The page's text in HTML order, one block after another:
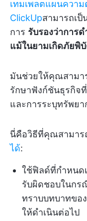
เทมเพลตแผนความ
ClickUpสามารถเ
การ รับรองว่าการ
แม้ในยามเกิดภัยพิ
มันช่วยให้คุณสามา
รักษาฟังก์ชันธุรกิจ
และการระบุทรัพยา
นี่คือวิธีที่คุณสามาร
ได้:
ใช้ฟิลด์ที่กำหนด
รับผิดชอบในกร
ทราบบทบาทขอ
ให้ดำเนินต่อไป